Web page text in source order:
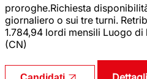
proroghe.Richiesta
giornaliero o sui tre turni.
1.784,94 lordi mensili Luogo
(CN)